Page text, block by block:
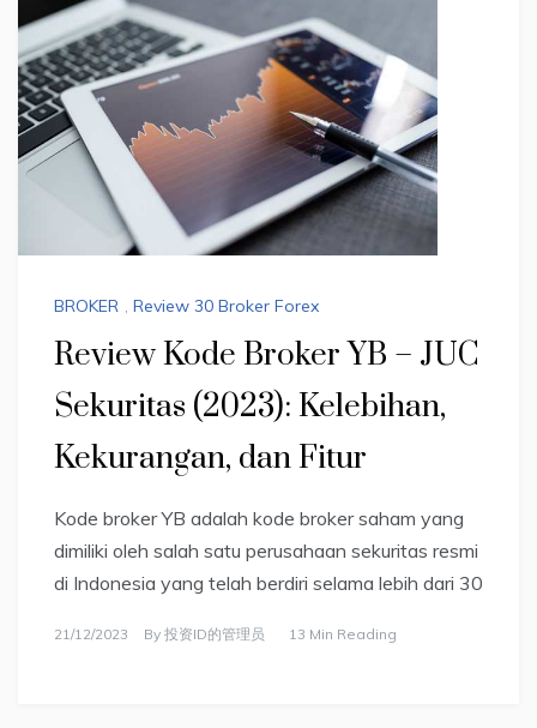
BROKER Review 30 Broker Forex
Review Kode Broker YB – JUC
Sekuritas (2023): Kelebihan,
Kekurangan, dan Fitur
Kode broker YB adalah kode broker saham yang
dimiliki oleh salah satu perusahaan sekuritas resmi
di Indonesia yang telah berdiri selama lebih dari 30
21/12/2023 By 投资ID的管理员 13 Min Reading